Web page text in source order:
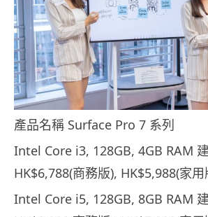
產品名稱 Surface Pro 7 系列
Intel Core i3, 128GB, 4GB RAM
HK$6,788(商務版), HK$5,988(家用
Intel Core i5, 128GB, 8GB RAM